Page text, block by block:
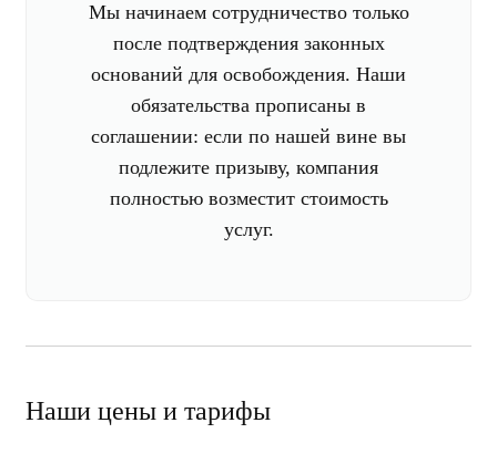
Мы начинаем сотрудничество только
после подтверждения законных
оснований для освобождения. Наши
обязательства прописаны в
соглашении: если по нашей вине вы
подлежите призыву, компания
полностью возместит стоимость
услуг.
Наши цены и тарифы